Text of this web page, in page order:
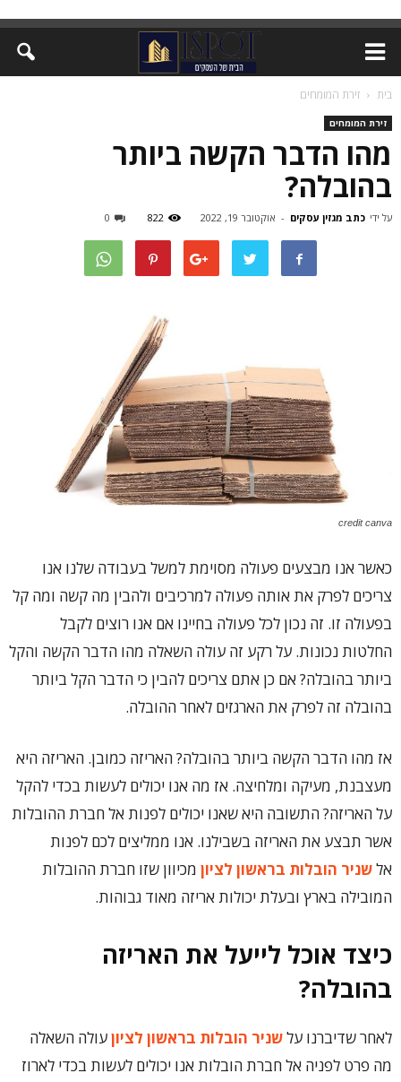
בית זירת המומחים
זירת המומחים
מהו הדבר הקשה ביותר
בהובלה?
על ידי כתב מגזין עסקים - אוקטובר 19, 2022 822
0
credit canva
כאשר אנו מבצעים פעולה מסוימת למשל בעבודה שלנו אנו
צריכים לפרק את אותה פעולה למרכיבים ולהבין מה קשה ומה קל
בפעולה זו. זה נכון לכל פעולה בחיינו אם אנו רוצים לקבל
החלטות נכונות. על רקע זה עולה השאלה מהו הדבר הקשה והקל
ביותר בהובלה? אם כן אתם צריכים להבין כי הדבר הקל ביותר
בהובלה זה לפרק את הארגזים לאחר ההובלה.
אז מהו הדבר הקשה ביותר בהובלה? האריזה כמובן. האריזה היא
מעצבנת, מעיקה ומלחיצה. אז מה אנו יכולים לעשות בכדי להקל
על האריזה? התשובה היא שאנו יכולים לפנות אל חברת ההובלות
אשר תבצע את האריזה בשבילנו. אנו ממליצים לכם לפנות
אלשניר הובלות בראשון לציון מכיוון שזו חברת ההובלות
המובילה בארץ ובעלת יכולות אריזה מאוד גבוהות.
כיצד אוכל לייעל את האריזה
בהובלה?
לאחר שדיברנו עלשניר הובלות בראשון לציוןעולה השאלה
מה פרט לפניה אל חברת הובלות אנו יכולים לעשות בכדי לארוז